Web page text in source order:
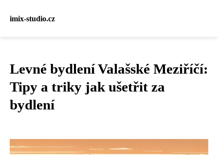
imix-studio.cz
Levné bydlení Valašské Meziříčí:
Tipy a triky jak ušetřit za
bydlení